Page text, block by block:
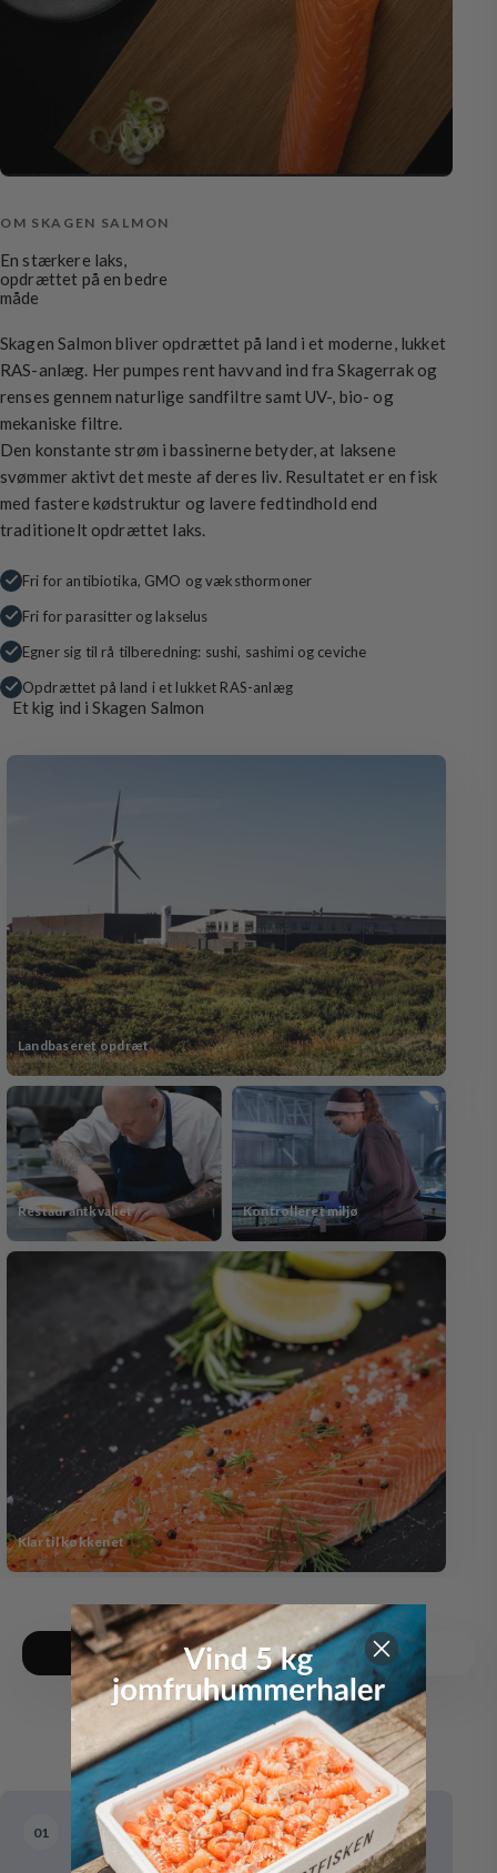
OM SKAGEN SALMON
En stærkere laks,
opdrættet på en bedre
måde
Skagen Salmon bliver opdrættet på land i et moderne, lukket
RAS-anlæg. Her pumpes rent havvand ind fra Skagerrak og
renses gennem naturlige sandfiltre samt UV-, bio- og
mekaniske filtre.
Den konstante strøm i bassinerne betyder, at laksene
svømmer aktivt det meste af deres liv. Resultatet er en fisk
med fastere kødstruktur og lavere fedtindhold end
traditionelt opdrættet laks.
Fri for antibiotika, GMO og væksthormoner
Fri for parasitter og lakselus
Egner sig til rå tilberedning: sushi, sashimi og ceviche
Opdrættet på land i et lukket RAS-anlæg
Et kig ind i Skagen Salmon
Landbaseret opdræt
Restaurantkvaliet Kontrolleret miljø
Klar til køkkenet
Et fyrtårn indenfor lakseopdræt
01